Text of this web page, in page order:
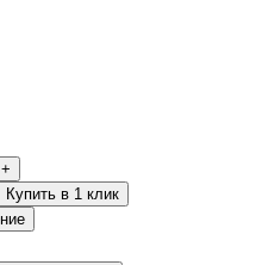
+
Купить в 1 клик